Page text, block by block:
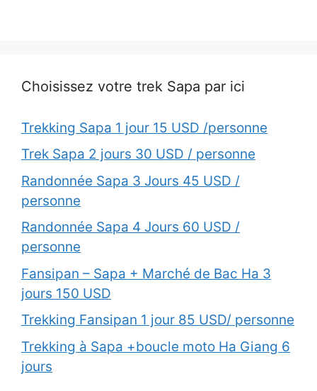
Choisissez votre trek Sapa par ici
Trekking Sapa 1 jour 15 USD /personne
Trek Sapa 2 jours 30 USD / personne
Randonnée Sapa 3 Jours 45 USD /
personne
Randonnée Sapa 4 Jours 60 USD /
personne
Fansipan – Sapa + Marché de Bac Ha 3
jours 150 USD
Trekking Fansipan 1 jour 85 USD/ personne
Trekking à Sapa +boucle moto Ha Giang 6
jours